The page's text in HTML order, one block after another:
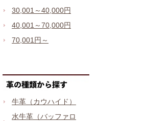
30,001～40,000円
40,001～70,000円
70,001円～
牛革（カウハイド）
水牛革（バッファロ